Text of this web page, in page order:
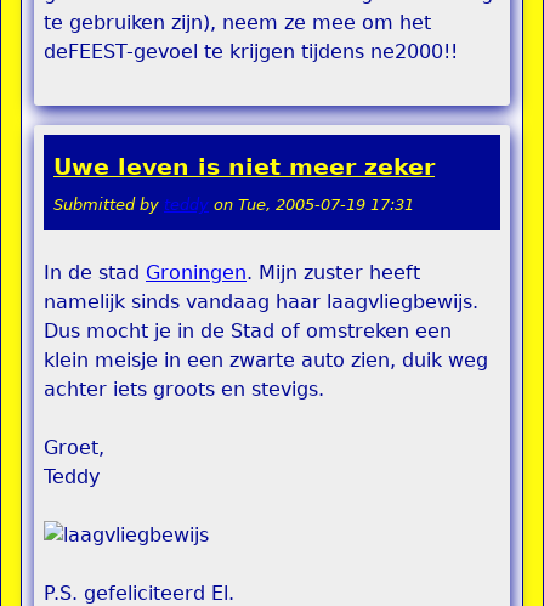
te gebruiken zijn), neem ze mee om het
deFEEST-gevoel te krijgen tijdens ne2000!!
Uwe leven is niet meer zeker
Submitted by teddy on Tue, 2005-07-19 17:31
In de stad Groningen. Mijn zuster heeft
namelijk sinds vandaag haar laagvliegbewijs.
Dus mocht je in de Stad of omstreken een
klein meisje in een zwarte auto zien, duik weg
achter iets groots en stevigs.
Groet,
Teddy
P.S. gefeliciteerd El.